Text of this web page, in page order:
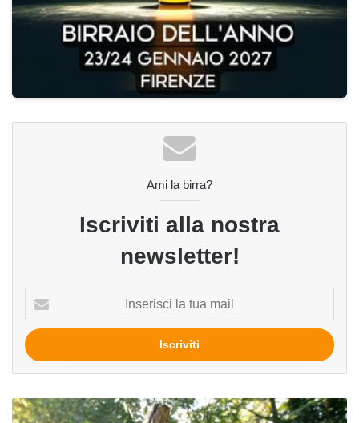
Ami la birra?
Iscriviti alla nostra
newsletter!
tua
mail
Pellegrinaggi